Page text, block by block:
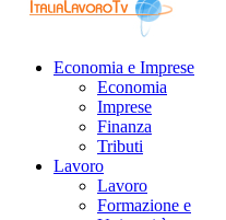
Economia e Imprese
Economia
Imprese
Finanza
Tributi
Lavoro
Lavoro
Formazione e